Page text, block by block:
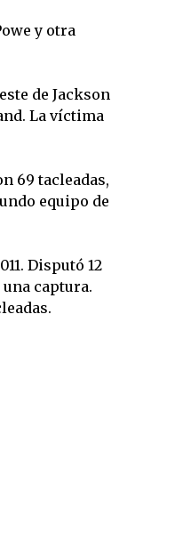
y otra
de Jackson
La víctima
69 tacleadas,
equipo de
Disputó 12
captura.